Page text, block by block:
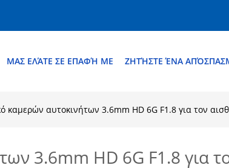
ΜΑΣ ΕΛΆΤΕ ΣΕ ΕΠΑΦΉ ΜΕ ΖΗΤΉΣΤΕ ΈΝΑ
καμερών αυτοκινήτων 3.6mm HD 6G F1.8 για τον
3.6mm HD 6G F1.8 για